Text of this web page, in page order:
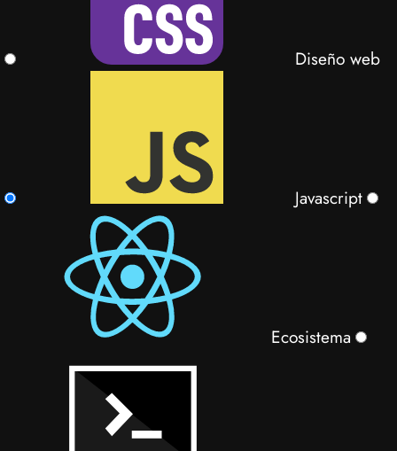
Diseño web
Javascript
Ecosistema